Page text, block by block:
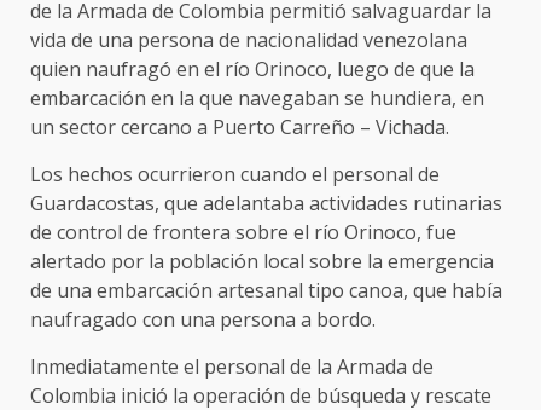
de la Armada de Colombia permitió salvaguardar la
vida de una persona de nacionalidad venezolana
quien naufragó en el río Orinoco, luego de que la
embarcación en la que navegaban se hundiera, en
un sector cercano a Puerto Carreño – Vichada.
Los hechos ocurrieron cuando el personal de
Guardacostas, que adelantaba actividades rutinarias
de control de frontera sobre el río Orinoco, fue
alertado por la población local sobre la emergencia
de una embarcación artesanal tipo canoa, que había
naufragado con una persona a bordo.
Inmediatamente el personal de la Armada de
Colombia inició la operación de búsqueda y rescate